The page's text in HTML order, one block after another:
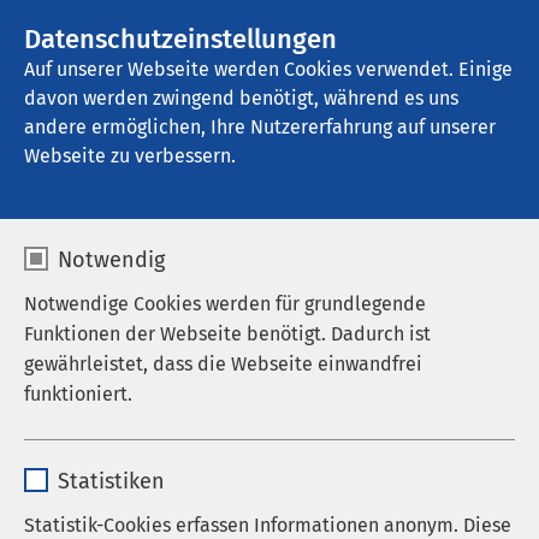
Datenschutzeinstellungen
Auf unserer Webseite werden Cookies verwendet. Einige
davon werden zwingend benötigt, während es uns
andere ermöglichen, Ihre Nutzererfahrung auf unserer
Webseite zu verbessern.
Notwendig
Notwendige Cookies werden für grundlegende
Funktionen der Webseite benötigt. Dadurch ist
gewährleistet, dass die Webseite einwandfrei
funktioniert.
Anbieter sgalinski
Statistiken
Statistik-Cookies erfassen Informationen anonym. Diese
AMEOS Poliklinikum Schönebeck